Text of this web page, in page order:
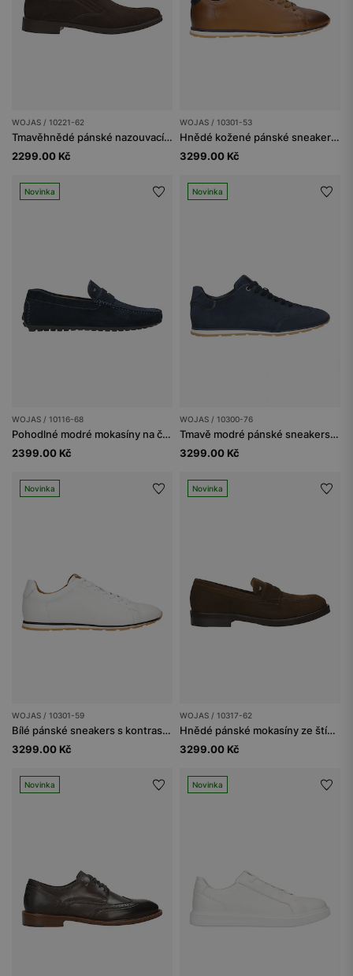
WOJAS / 10221-62
Tmavěhnědé pánské nazouvací polobotky
2299.00 Kč
WOJAS / 10301-53
Hnědé kožené pánské sneakers s tmavěmodrou vsadkou
3299.00 Kč
Novinka
WOJAS / 10116-68
Pohodlné modré mokasíny na černé podrážce
2399.00 Kč
Novinka
WOJAS / 10300-76
Tmavě modré pánské sneakers na nízké podrážce
3299.00 Kč
Novinka
WOJAS / 10301-59
Bílé pánské sneakers s kontrastním prvkem na podrážce
3299.00 Kč
Novinka
WOJAS / 10317-62
Hnědé pánské mokasíny ze štípenky
3299.00 Kč
Novinka Novinka